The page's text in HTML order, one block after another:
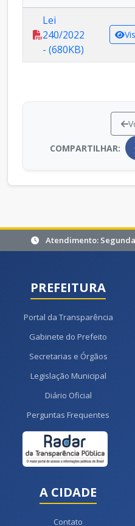
Lei
240/2022
- (680KB)
COMPARTILHAR:
Atendimento: Segunda
PREFEITURA
Portal da Transparência
Gabinete do Prefeito
Secretarias e Órgãos
Legislação Municipal
Diário Oficial
Perguntas Frequentes
A CIDADE
Contato